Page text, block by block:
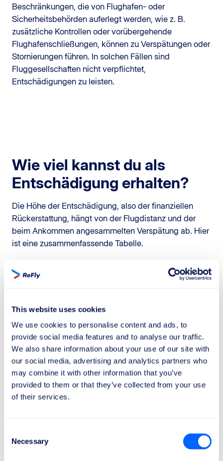
This website uses cookies
We use cookies to personalise content and ads, to
provide social media features and to analyse our traffic.
We also share information about your use of our site with
our social media, advertising and analytics partners who
may combine it with other information that you’ve
provided to them or that they’ve collected from your use
of their services.
Selection
Necessary
Beschränkungen, die von Flughafen- oder
Sicherheitsbehörden auferlegt werden, wie z. B.
zusätzliche Kontrollen oder vorübergehende
Flughafenschließungen, können zu Verspätungen oder
Stornierungen führen. In solchen Fällen sind
Fluggesellschaften nicht verpflichtet,
Entschädigungen zu leisten.
Wie viel kannst du als
Entschädigung erhalten?
Die Höhe der Entschädigung, also der finanziellen
Rückerstattung, hängt von der Flugdistanz und der
beim Ankommen angesammelten Verspätung ab. Hier
ist eine zusammenfassende Tabelle.
Entschädigung
Zwischen 1.500 km und 3.500 km
Über 3.500 km (außerhalb der
EU)
600 €
Zum Beispiel:
Wenn dein Flug von Mailand nach London (weniger
als 1.500 km) mit einer Verspätung von mehr als 3
York, kann die Entschädigung bis zu betragen.